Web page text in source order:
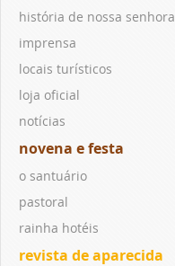
história de nossa senhora
imprensa
locais turísticos
loja oficial
notícias
novena e festa
o santuário
pastoral
rainha hotéis
revista de aparecida